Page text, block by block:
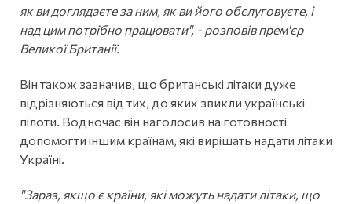
як ви доглядаєте за ним, як ви його обслуговуєте, і
над цим потрібно працювати", - розповів прем'єр
Великої Британії.
Він також зазначив, що британські літаки дуже
відрізняються від тих, до яких звикли українські
пілоти. Водночас він наголосив на готовності
допомогти іншим країнам, які вирішать надати літаки
Україні.
"Зараз, якщо є країни, які можуть надати літаки, що